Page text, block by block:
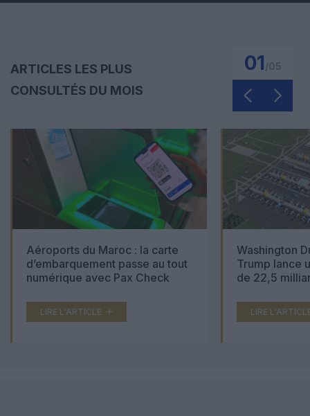
ARTICLES LES PLUS
CONSULTÉS DU MOIS
01
Aéroports du Maroc : la carte
d’embarquement passe au tout
numérique avec Pax Check
LIRE L'ARTICLE
Washington
Trump lance
de 22,5
LIRE